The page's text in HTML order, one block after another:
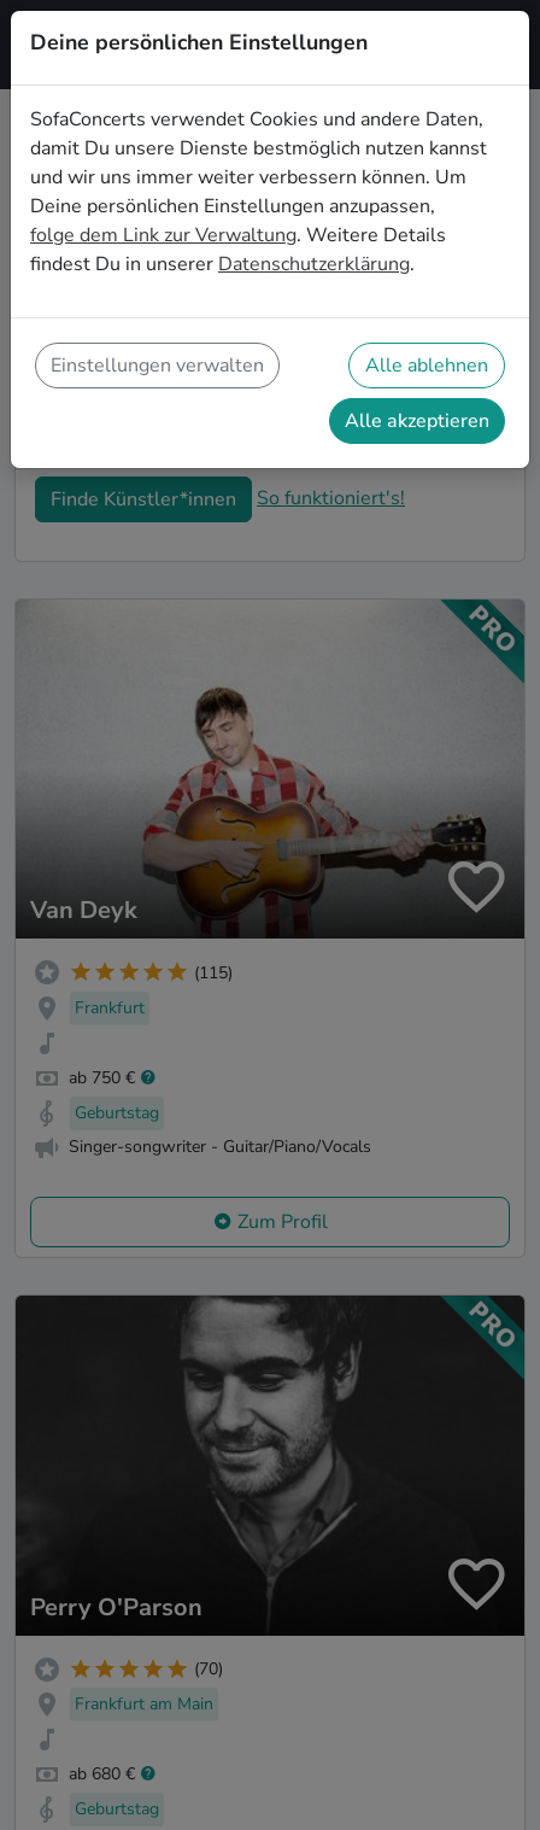
Registrieren
Alternative Live-Musik für den 60.
Geburtstag in Offenbach am Main
Schon wieder ist ein Jahrzehnt vergangen und Dein
nächster runder Geburtstag steht an? Ein Konzert ist
am Main auf eine ganz besondere Art und Weise zu
feiern. Ob kleine Gartenparty oder Feier mit der
ganzen Nachbarschaft: Auf SofaConcerts findest Du
tolle Alternative Live-Acts, die perfekt zu Deiner 60.
Geburtstagsfeier in Offenbach am Main passen.
Finde Künstler*innen So funktioniert's!
Van Deyk
(115)
Frankfurt
ab 750 €
Geburtstag
Singer-songwriter - Guitar/Piano/Vocals
Zum Profil
Perry O'Parson
(70)
Frankfurt am Main
ab 680 €
Geburtstag
Deine persönlichen Einstellungen
SofaConcerts verwendet Cookies und andere Daten,
damit Du unsere Dienste bestmöglich nutzen kannst
und wir uns immer weiter verbessern können. Um
Deine persönlichen Einstellungen anzupassen,
folge dem Link zur Verwaltung. Weitere Details
findest Du in unserer Datenschutzerklärung.
Einstellungen verwalten Alle ablehnen
Alle akzeptieren